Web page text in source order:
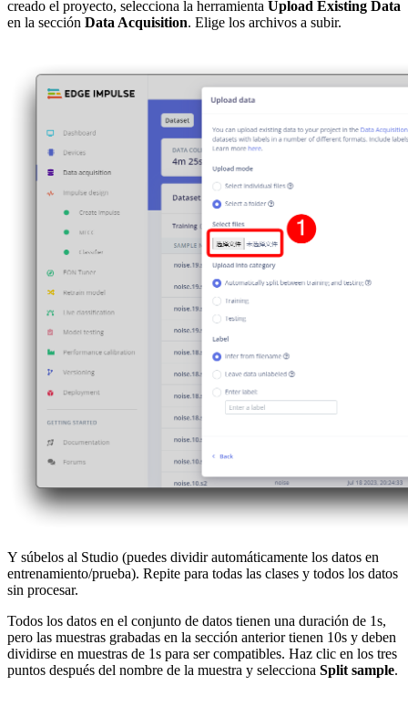
creado el proyecto, selecciona la herramienta Upload Existing Data
en la sección Data Acquisition. Elige los archivos a subir.
Y súbelos al Studio (puedes dividir automáticamente los datos en
entrenamiento/prueba). Repite para todas las clases y todos los datos
sin procesar.
Todos los datos en el conjunto de datos tienen una duración de 1s,
pero las muestras grabadas en la sección anterior tienen 10s y deben
dividirse en muestras de 1s para ser compatibles. Haz clic en los tres
puntos después del nombre de la muestra y selecciona Split sample.